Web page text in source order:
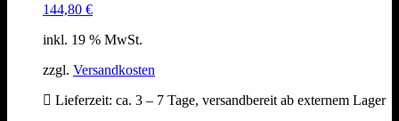
144,80 €
inkl. 19 % MwSt.
zzgl. Versandkosten
Lieferzeit: ca. 3 – 7 Tage, versandbereit ab externem Lager